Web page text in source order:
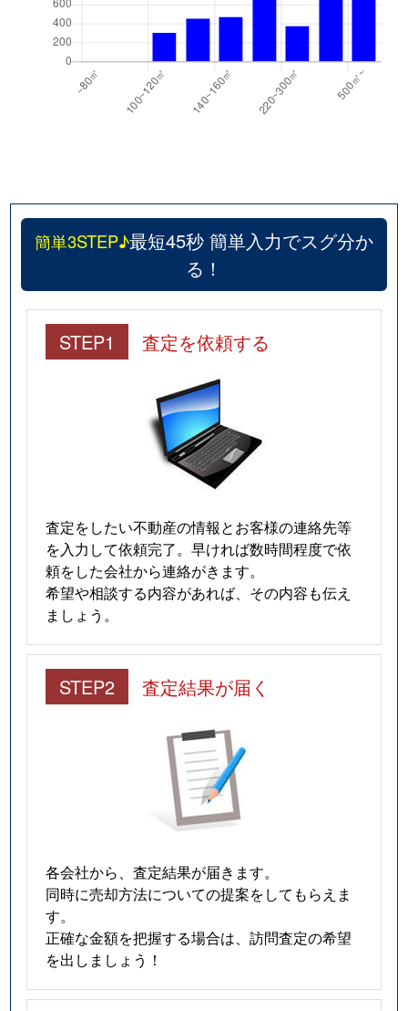
簡単3STEP♪最短45秒 簡単入力でスグ分か
る！
STEP1 査定を依頼する
査定をしたい不動産の情報とお客様の連絡先等
を入力して依頼完了。早ければ数時間程度で依
頼をした会社から連絡がきます。
希望や相談する内容があれば、その内容も伝え
ましょう。
STEP2 査定結果が届く
各会社から、査定結果が届きます。
同時に売却方法についての提案をしてもらえま
す。
正確な金額を把握する場合は、訪問査定の希望
を出しましょう！